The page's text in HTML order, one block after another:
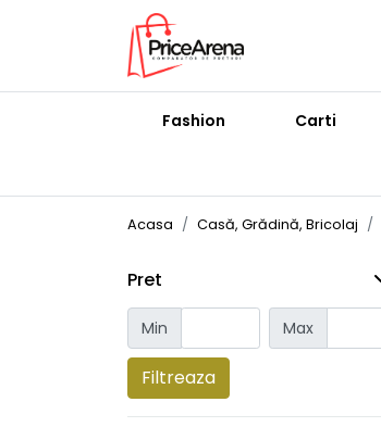
Fashion Carti
Acasa Casă, Grădină, Bricolaj
Pret
Min Max
Filtreaza